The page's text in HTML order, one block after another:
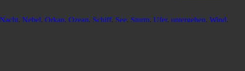
Nacht, Nebel, Orkan, Ozean, Schiff, See, Sturm, Ufer, untergehen, Wind,